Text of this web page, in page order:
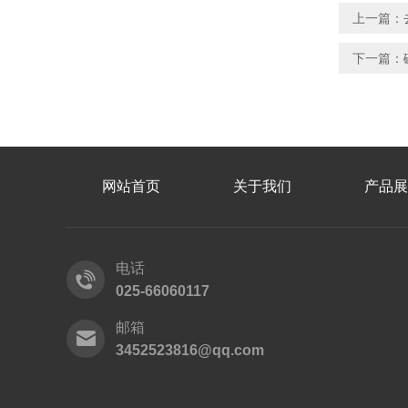
上一篇：
下一篇：
网站首页 关于我们 产品
电话
025-66060117
邮箱
3452523816@qq.com